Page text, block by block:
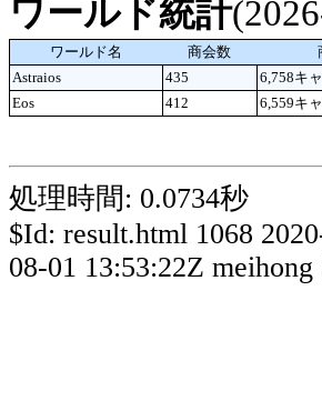
ワールド統計
ワールド名 商会数
Astraios
435 6,758キ
Eos
412 6,559キ
処理時間: 0.0734秒
$Id: result.html 1068
08-01 13:53:22Z meihong